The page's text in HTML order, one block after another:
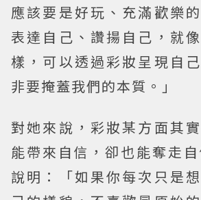
應該要是好玩、充滿歡樂
表達自己、讚揚自己，就
樣，可以透過彩妝呈現自
非要掩蓋我們的本質。」
對她來說，彩妝某方面其
能帶來自信，卻也能奪走
說明：「如果你每次只是